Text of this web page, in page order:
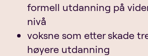
formell utdanning på
nivå
voksne som etter skade
høyere utdanning